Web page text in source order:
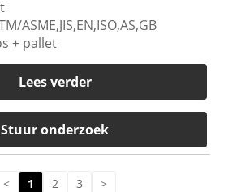
ASME,JIS,EN,ISO,AS,GB
+ pallet
Lees verder
Stuur onderzoek
< 1 2 3 >